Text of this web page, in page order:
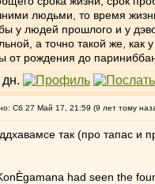
людьми, то время
у людей прошлого и у
а точно такой же,
от рождения до
Сб 27 Май 17, 21:59 (9 лет тому
так (про тапас и
had seen the